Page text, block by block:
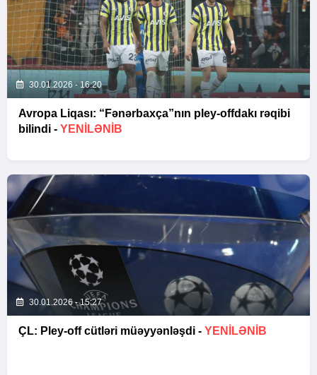
30.01.2026 - 16:20
Avropa Liqası: “Fənərbaxça”nın pley-offdakı rəqibi
bilindi - YENİLƏNİB
30.01.2026 - 15:27
ÇL: Pley-off cütləri müəyyənləşdi - YENİLƏNİB